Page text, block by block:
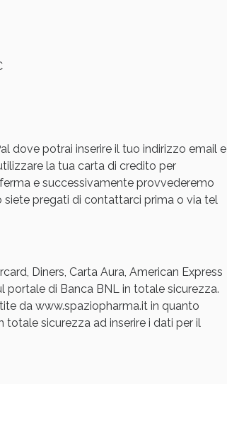
dove potrai inserire il tuo indirizzo email e
la tua carta di credito per
e successivamente provvederemo
siete pregati di contattarci prima o via tel
Diners, Carta Aura, American Express
di Banca BNL in totale sicurezza.
da www.spaziopharma.it in quanto
sicurezza ad inserire i dati per il